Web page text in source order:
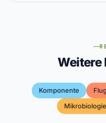
Weitere
Komponente
Mikrobiologie